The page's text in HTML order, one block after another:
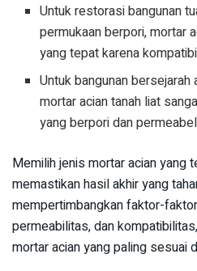
Untuk restorasi bangunan
permukaan berpori, mortar
yang tepat karena
Untuk bangunan bersejarah
mortar acian tanah liat
yang berpori dan
Memilih jenis mortar acian yang
memastikan hasil akhir yang
mempertimbangkan faktor-
permeabilitas, dan
mortar acian yang paling sesuai